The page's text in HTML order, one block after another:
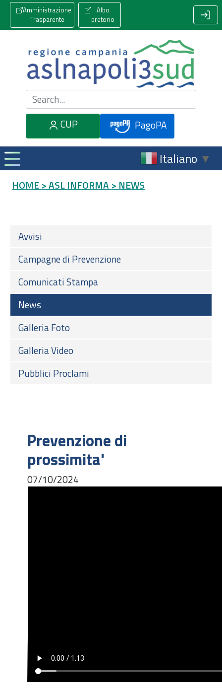
Amministrazione
Trasparente
Albo
pretorio
Cerca nel sito
CUP
PagoPA
Italiano ▼
HOME > ASL INFORMA > NEWS
Avvisi
Campagne di Prevenzione
Comunicati Stampa
News
Galleria Foto
Galleria Video
Pubblici Proclami
Prevenzione di
prossimita'
07/10/2024